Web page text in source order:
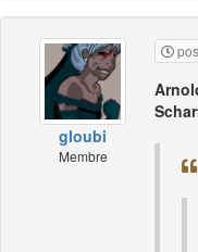
gloubi
Membre